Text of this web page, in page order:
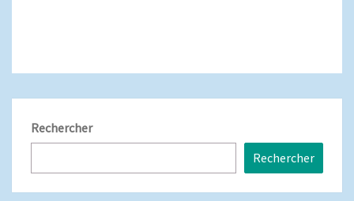
Rechercher
Rechercher